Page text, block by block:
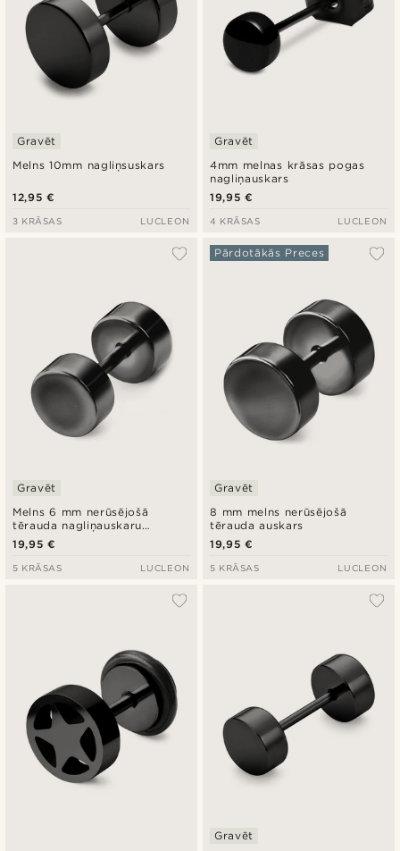
Melns 10mm nagliņsuskars
Gravēt
12,95 €
3 KRĀSAS LUCLEON
4mm melnas krāsas pogas
nagliņauskars
Gravēt
19,95 €
4 KRĀSAS LUCLEON
Melns 6 mm nerūsējošā
tērauda nagliņauskaru
imitācija
Gravēt
19,95 €
5 KRĀSAS LUCLEON
8 mm melns nerūsējošā
tērauda auskars
Pārdotākās Preces
Gravēt
19,95 €
5 KRĀSAS LUCLEON
Gravēt